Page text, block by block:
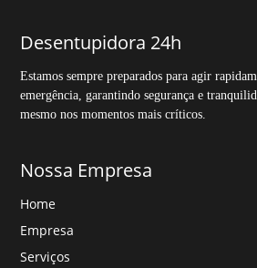
Desentupidora 24h
Estamos sempre preparados para agir
emergência, garantindo segurança e
mesmo nos momentos mais críticos.
Nossa Empresa
Home
Empresa
Serviços